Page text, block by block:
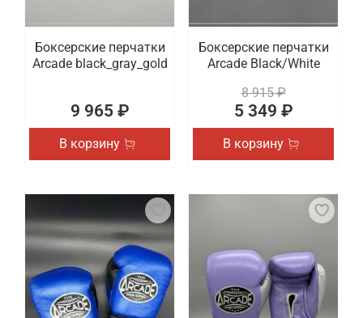
Боксерские перчатки
Arcade black_gray_gold
9 965 ₽
В корзину
Боксерские перчатки
Arcade Black/White
8 915 ₽
5 349 ₽
В корзину